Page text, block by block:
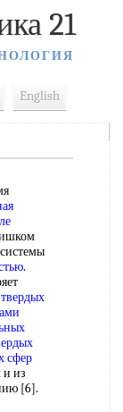
21
English
системы
.
сфер
и из
[6].